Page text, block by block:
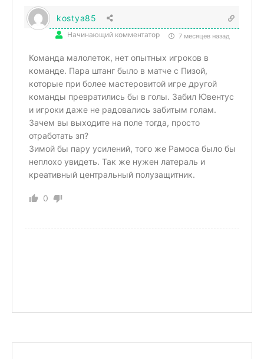
kostya85
Начинающий комментатор 7 месяцев назад
Команда малолеток, нет опытных игроков в
команде. Пара штанг было в матче с Пизой,
которые при более мастеровитой игре другой
команды превратились бы в голы. Забил Ювентус
и игроки даже не радовались забитым голам.
Зачем вы выходите на поле тогда, просто
отработать зп?
Зимой бы пару усилений, того же Рамоса было бы
неплохо увидеть. Так же нужен латераль и
креативный центральный полузащитник.
0